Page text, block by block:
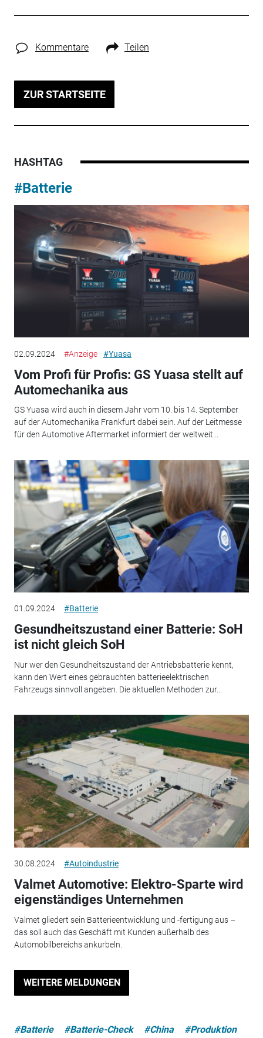
Kommentare Teilen
ZUR STARTSEITE
HASHTAG
#Batterie
02.09.2024 #Anzeige #Yuasa
Vom Profi für Profis: GS Yuasa stellt auf
Automechanika aus
GS Yuasa wird auch in diesem Jahr vom 10. bis 14. September
auf der Automechanika Frankfurt dabei sein. Auf der Leitmesse
für den Automotive Aftermarket informiert der weltweit...
01.09.2024 #Batterie
Gesundheitszustand einer Batterie: SoH
ist nicht gleich SoH
Nur wer den Gesundheitszustand der Antriebsbatterie kennt,
kann den Wert eines gebrauchten batterieelektrischen
Fahrzeugs sinnvoll angeben. Die aktuellen Methoden zur...
30.08.2024 #Autoindustrie
Valmet Automotive: Elektro-Sparte wird
eigenständiges Unternehmen
Valmet gliedert sein Batterieentwicklung und -fertigung aus –
das soll auch das Geschäft mit Kunden außerhalb des
Automobilbereichs ankurbeln.
WEITERE MELDUNGEN
#Batterie #Batterie-Check #China #Produktion